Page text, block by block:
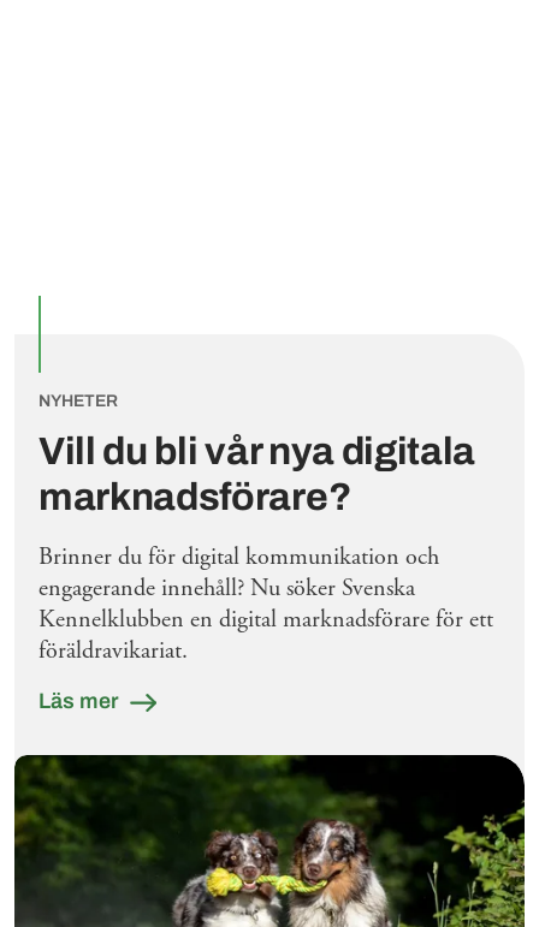
Vill du bli vår nya digitala
marknadsförare?
NYHETER
Brinner du för digital kommunikation och
engagerande innehåll? Nu söker Svenska
Kennelklubben en digital marknadsförare för ett
föräldravikariat.
Läs mer